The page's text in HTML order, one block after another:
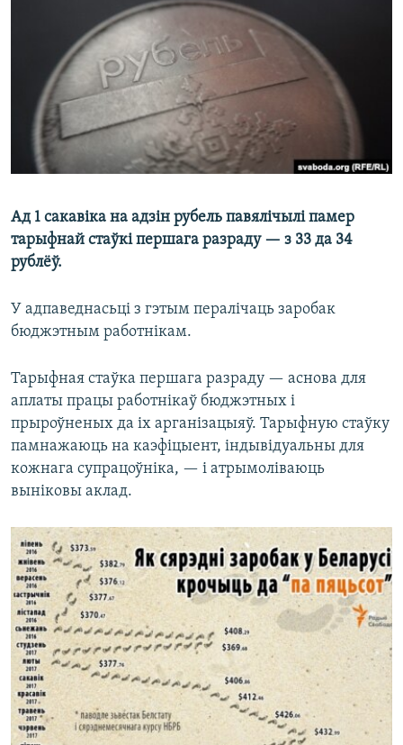
КАЛЯНДАР
НА ХВАЛЯХ СВАБОДЫ
Ад 1 сакавіка на адзін рубель павялічылі памер
тарыфнай стаўкі першага разраду — з 33 да 34
рублёў.
У адпаведнасьці з гэтым пералічаць заробак
бюджэтным работнікам.
Тарыфная стаўка першага разраду — аснова для
аплаты працы работнікаў бюджэтных і
прыроўненых да іх арганізацыяў. Тарыфную стаўку
памнажаюць на каэфіцыент, індывідуальны для
кожнага супрацоўніка, — і атрымоліваюць
выніковы аклад.